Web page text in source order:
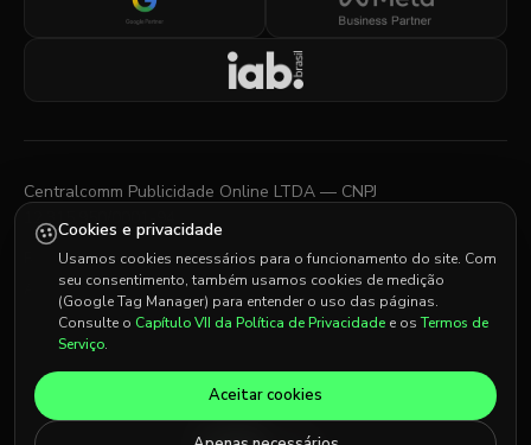
Centralcomm Publicidade Online LTDA — CNPJ
Rua Sergipe, 1440 — Savassi, Belo Horizonte, MG
Av. Almirante Barroso, 81 — Centro, Rio de Janeiro, RJ
© 2026 Centralcomm. Todos os direitos reservados.
Cookies e privacidade
Usamos cookies necessários para o funcionamento do site. Com
seu consentimento, também usamos cookies de medição
(Google Tag Manager) para entender o uso das páginas.
Consulte o Capítulo VII da Política de Privacidade e osTermos de
Serviço.
Aceitar cookies